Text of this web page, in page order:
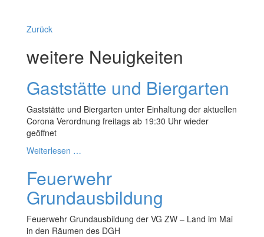
Zurück
weitere Neuigkeiten
Gaststätte und Biergarten
Gaststätte und Biergarten unter Einhaltung der aktuellen
Corona Verordnung freitags ab 19:30 Uhr wieder
geöffnet
Weiterlesen …
Feuerwehr
Grundausbildung
Feuerwehr Grundausbildung der VG ZW – Land im Mai
in den Räumen des DGH